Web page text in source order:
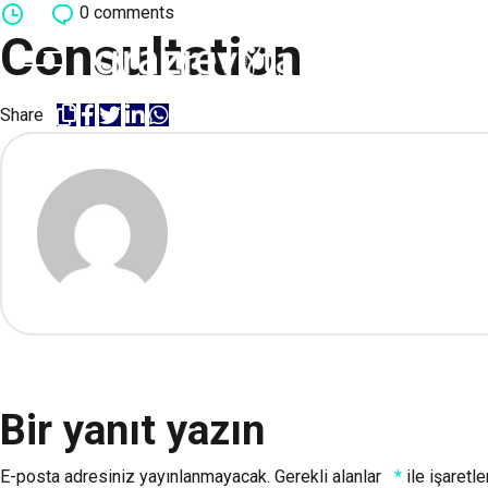
Skip
to
content
0 comments
Consultation
Share
Bir yanıt yazın
E-posta adresiniz yayınlanmayacak. Gerekli alanlar * ile